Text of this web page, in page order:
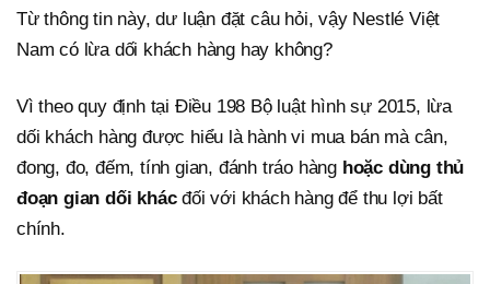
Từ thông tin này, dư luận đặt câu hỏi, vậy Nestlé Việt
Nam có lừa dối khách hàng hay không?
Vì theo quy định tại Điều 198 Bộ luật hình sự 2015, lừa
dối khách hàng được hiểu là hành vi mua bán mà cân,
đong, đo, đếm, tính gian, đánh tráo hàng hoặc dùng thủ
đoạn gian dối khácđối với khách hàng để thu lợi bất
chính.